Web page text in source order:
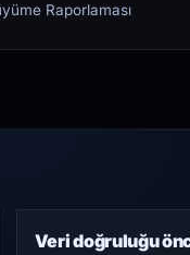
Raporlaması
Veri doğruluğu